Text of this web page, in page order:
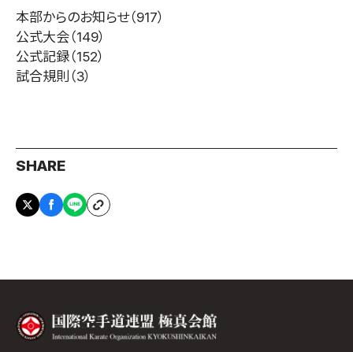
本部からのお知らせ（917）
公式大会（149）
公式記録（152）
試合規則 （3）
SHARE